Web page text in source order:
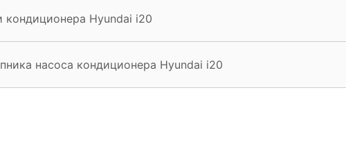
кондиционера Hyundai i20
насоса кондиционера Hyundai i20